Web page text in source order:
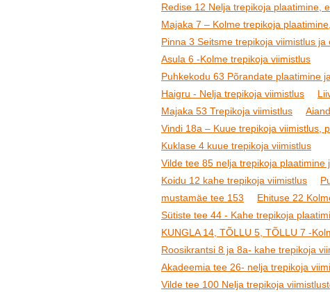
Redise 12 Nelja trepikoja plaatimine,
Majaka 7 – Kolme trepikoja
Pinna 3 Seitsme trepikoja viimistlus
Asula 6 -Kolme trepikoja viimistlus
Puhkekodu 63 Põrandate plaatimine
Haigru - Nelja trepikoja viimistlus
Majaka 53 Trepikoja viimistlus
Vindi 18a – Kuue trepikoja viimistlus,
Kuklase 4 kuue trepikoja viimistlus
Vilde tee 85 nelja trepikoja plaatimine
Koidu 12 kahe trepikoja viimistlus
mustamäe tee 153
Ehituse 22
Sütiste tee 44 - Kahe trepikoja
KUNGLA 14, TÕLLU 5, TÕLLU 7 -
Roosikrantsi 8 ja 8a- kahe trepikoja
Akadeemia tee 26- nelja trepikoja
Vilde tee 100 Nelja trepikoja